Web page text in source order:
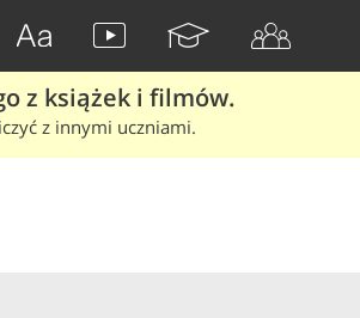
z książek i filmów.
z innymi uczniami.